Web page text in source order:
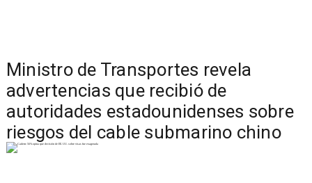
Ministro de Transportes revela
advertencias que recibió de
autoridades estadounidenses sobre
riesgos del cable submarino chino